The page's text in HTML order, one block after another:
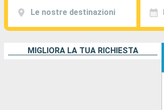
Le nostre destinazioni
MIGLIORA LA TUA RICHIESTA